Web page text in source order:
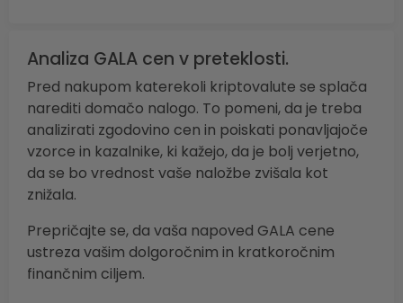
Analiza GALA cen v preteklosti.
Pred nakupom katerekoli kriptovalute se splača
narediti domačo nalogo. To pomeni, da je treba
analizirati zgodovino cen in poiskati ponavljajoče
vzorce in kazalnike, ki kažejo, da je bolj verjetno,
da se bo vrednost vaše naložbe zvišala kot
znižala.
Prepričajte se, da vaša napoved GALA cene
ustreza vašim dolgoročnim in kratkoročnim
finančnim ciljem.